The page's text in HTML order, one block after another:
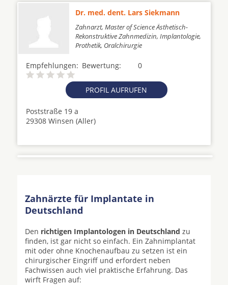
Dr. med. dent. Lars Siekmann
Zahnarzt, Master of Science Ästhetisch-
Rekonstruktive Zahnmedizin, Implantologie,
Prothetik, Oralchirurgie
Empfehlungen: 0
Bewertung:
PROFIL AUFRUFEN
Poststraße 19 a
29308 Winsen (Aller)
Zahnärzte für Implantate in
Deutschland
Den richtigen Implantologen in Deutschland zu
finden, ist gar nicht so einfach. Ein Zahnimplantat
mit oder ohne Knochenaufbau zu setzen ist ein
chirurgischer Eingriff und erfordert neben
Fachwissen auch viel praktische Erfahrung. Das
wirft Fragen auf: